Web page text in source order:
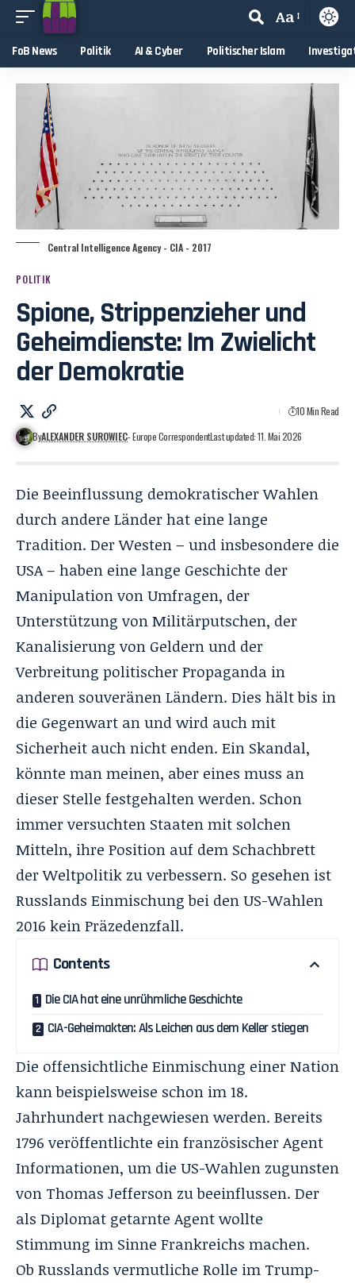
Aa
FoB News Politik AI & Cyber Politischer Islam
Central Intelligence Agency - CIA - 2017
POLITIK
Spione, Strippenzieher und
Geheimdienste: Im Zwielicht
der Demokratie
ByALEXANDER SUROWIEC- Europe CorrespondentLast updated: 11. Mai 2026
10 Min Read
Die Beeinflussung demokratischer Wahlen
durch andere Länder hat eine lange
Tradition. Der Westen – und insbesondere die
USA – haben eine lange Geschichte der
Manipulation von Umfragen, der
Unterstützung von Militärputschen, der
Kanalisierung von Geldern und der
Verbreitung politischer Propaganda in
anderen souveränen Ländern. Dies hält bis in
die Gegenwart an und wird auch mit
Sicherheit auch nicht enden. Ein Skandal,
könnte man meinen, aber eines muss an
dieser Stelle festgehalten werden. Schon
immer versuchten Staaten mit solchen
Mitteln, ihre Position auf dem Schachbrett
der Weltpolitik zu verbessern. So gesehen ist
Russlands Einmischung bei den US-Wahlen
2016 kein Präzedenzfall.
Contents
Die CIA hat eine unrühmliche Geschichte
CIA-Geheimakten: Als Leichen aus dem Keller stiegen
Die offensichtliche Einmischung einer Nation
kann beispielsweise schon im 18.
Jahrhundertnachgewiesen werden. Bereits
1796 veröffentlichte ein französischer Agent
Informationen, um die US-Wahlen zugunsten
von Thomas Jefferson zu beeinflussen. Der
als Diplomat getarnte Agentwollte
Stimmung im Sinne Frankreichs machen.
Ob Russlands vermutliche Rolle im Trump-